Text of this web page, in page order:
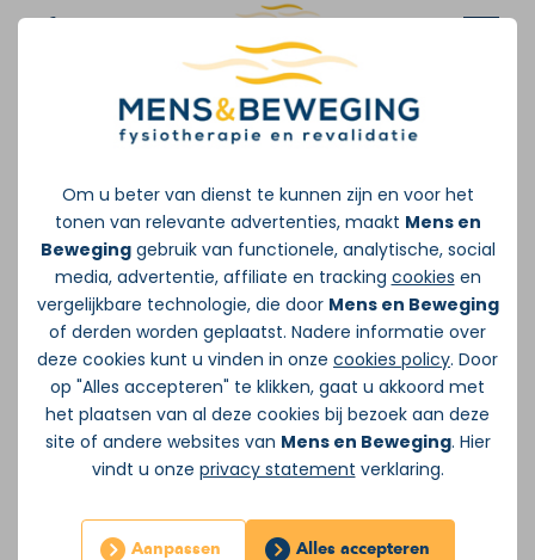
Om u beter van dienst te kunnen zijn en voor het
tonen van relevante advertenties, maakt Mens en
Beweginggebruik van functionele, analytische, social
media, advertentie, affiliate en tracking cookies en
vergelijkbare technologie, die door Mens en Beweging
of derden worden geplaatst. Nadere informatie over
deze cookies kunt u vinden in onze cookies policy. Door
op "Alles accepteren" te klikken, gaat u akkoord met
het plaatsen van al deze cookies bij bezoek aan deze
site of andere websites van Mens en Beweging. Hier
vindt u onze privacy statement verklaring.
Aanpassen Alles accepteren
Afspraak maken